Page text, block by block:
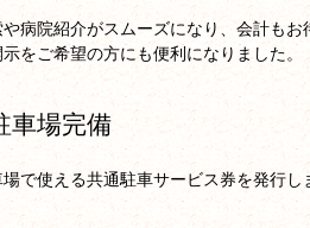
病院紹介がスムーズになり、会計もお
をご希望の方にも便利になりました。
車場完備
で使える共通駐車サービス券を発行し